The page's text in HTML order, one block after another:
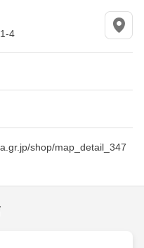
4
shop/map_detail_347